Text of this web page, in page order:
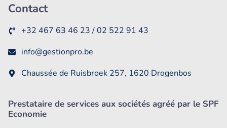
Contact
+32 467 63 46 23 / 02 522 91 43
info@gestionpro.be
Chaussée de Ruisbroek 257, 1620 Drogenbos
Prestataire de services aux sociétés agréé par le SPF
Economie